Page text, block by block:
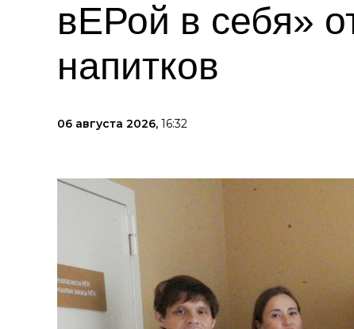
вЕРой в себя»
напитков
06 августа 2026, 16:32